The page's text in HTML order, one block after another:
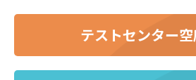
テストセンター